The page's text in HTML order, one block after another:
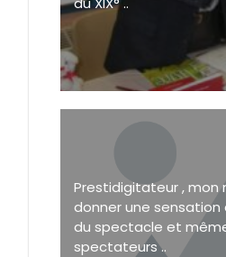
Prestidigitateur , mon
donner une
du spectacle et
spectateurs ..